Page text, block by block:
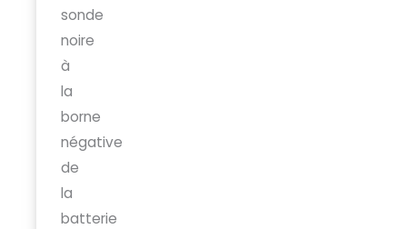
sonde
noire
à
la
borne
négative
de
la
batterie